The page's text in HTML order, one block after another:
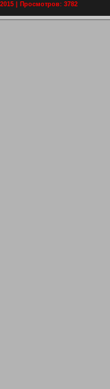
| Просмотров: 3782